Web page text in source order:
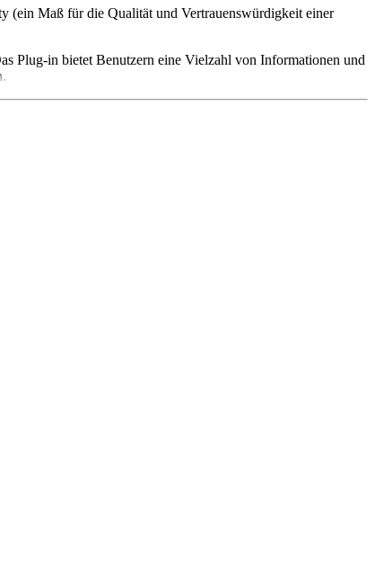
(ein Maß für die Qualität und Vertrauenswürdigkeit einer
Plug-in bietet Benutzern eine Vielzahl von Informationen und